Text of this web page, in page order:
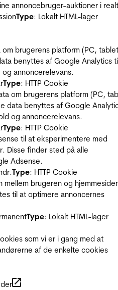
annoncebruger-auktioner i
Type: Lokalt HTML-lager
brugerens platform (PC,
benyttes af Google Analytics
annoncerelevans.
Type: HTTP Cookie
om brugerens platform (PC,
data benyttes af Google
og annoncerelevans.
Type: HTTP Cookie
til at eksperimentere med
Disse finder sted på alle
Adsense.
Type: HTTP Cookie
mellem brugeren og
til at optimere annoncernes
Type: Lokalt HTML-lager
som vi er i gang med at
af de enkelte cookies